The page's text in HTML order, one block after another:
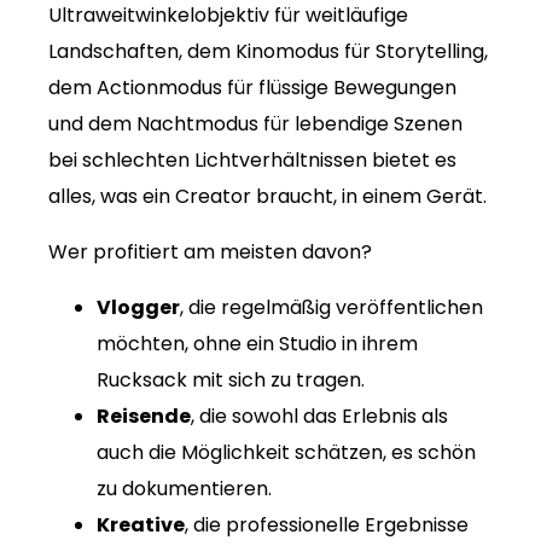
Ultraweitwinkelobjektiv für weitläufige
Landschaften, dem Kinomodus für Storytelling,
dem Actionmodus für flüssige Bewegungen
und dem Nachtmodus für lebendige Szenen
bei schlechten Lichtverhältnissen bietet es
alles, was ein Creator braucht, in einem Gerät.
Wer profitiert am meisten davon?
Vlogger, die regelmäßig veröffentlichen
möchten, ohne ein Studio in ihrem
Rucksack mit sich zu tragen.
Reisende, die sowohl das Erlebnis als
auch die Möglichkeit schätzen, es schön
zu dokumentieren.
Kreative, die professionelle Ergebnisse